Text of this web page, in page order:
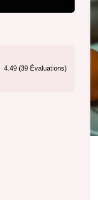
4.49 (39 Évaluations)